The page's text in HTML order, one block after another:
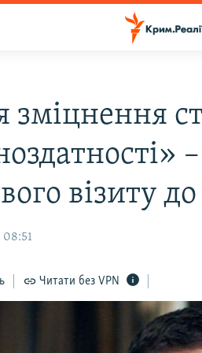
зміцнення
візиту
08:51
Читати без VPN